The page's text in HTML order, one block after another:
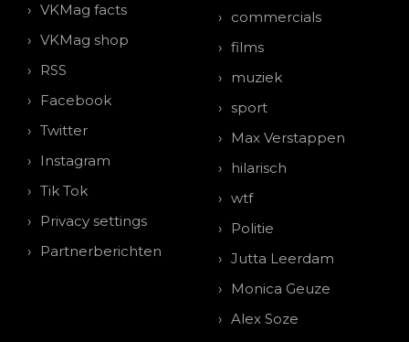
VKMag facts
VKMag shop
RSS
Facebook
Twitter
Instagram
Tik Tok
Privacy settings
Partnerberichten
commercials
films
muziek
sport
Max Verstappen
hilarisch
wtf
Politie
Jutta Leerdam
Monica Geuze
Alex Soze